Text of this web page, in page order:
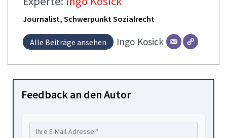
Journalist, Schwerpunkt Sozialrecht
Alle Beiträge ansehen Ingo Kosick
Feedback an den Autor